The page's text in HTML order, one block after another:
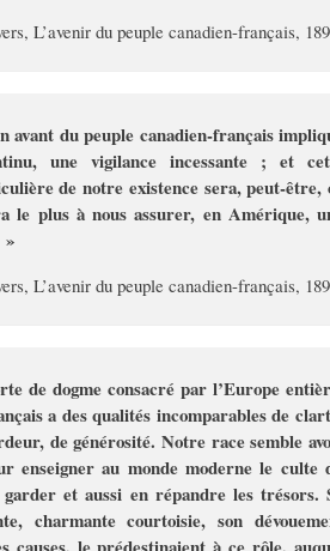
L’avenir du peuple canadien-français,
avant du peuple canadien-français
une vigilance incessante ; et
de notre existence sera, peut-être,
le plus à nous assurer, en Amérique,
»
L’avenir du peuple canadien-français,
de dogme consacré par l’Europe
a des qualités incomparables de
de générosité. Notre race semble
enseigner au monde moderne le culte
et aussi en répandre les trésors.
charmante courtoisie, son